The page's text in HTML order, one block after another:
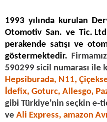
1993 yılında kurulan
Otomotiv San. ve Tic.
perakende satışı ve
göstermektedir.
590299 sicil numarası ile
Hepsiburada, N11,
İdefix, Goturc, Allesgo,
gibi Türkiye'nin seçkin e-
ve Ali Express, amazon